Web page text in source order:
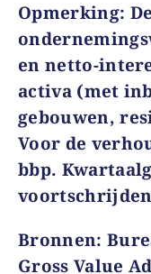
Opmerking:
en netto-
activa (met
gebouwen,
Voor de
bbp.
Bronnen:
Gross Value